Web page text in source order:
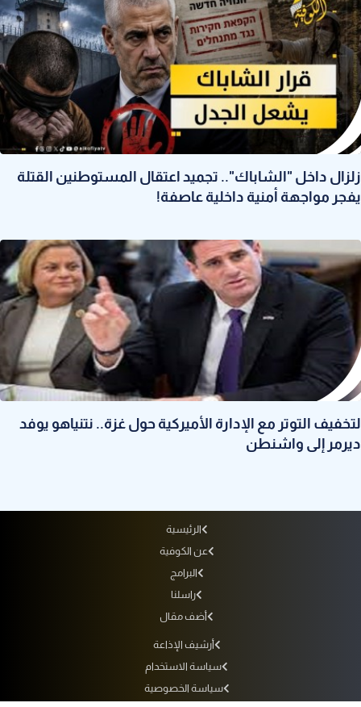
زلزال داخل "الشاباك".. تجميد اعتقال المستوطنين القتلة
يفجر مواجهة أمنية داخلية عاصفة!
لتخفيف التوتر مع الإدارة الأميركية حول غزة.. نتنياهو يوفد
ديرمر إلى واشنطن
الرئيسية
عن الكوفية
البرامج
راسلنا
أضف مقال
أرشيف الإذاعة
سياسة الاستخدام
سياسة الخصوصية